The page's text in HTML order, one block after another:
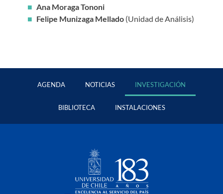
Ana Moraga Tononi
Felipe Munizaga Mellado(Unidad de Análisis)
AGENDA NOTICIAS INVESTIGACIÓN
BIBLIOTECA INSTALACIONES